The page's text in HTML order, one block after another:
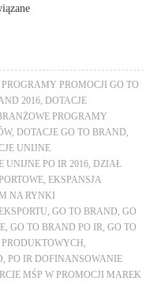
PROMOCJI GO TO
2016 ,DOTACJE
PROGRAMY
,DOTACJE GO TO BRAND
UNIJNE
UNIJNE PO IR 2016 ,DZIAŁ
,EKSPANSJA
NA RYNKI
,GO TO BRAND ,GO
,GO TO BRAND PO IR ,GO TO
,PO IR DOFINANSOWANIE
MŚP W PROMOCJI MAREK